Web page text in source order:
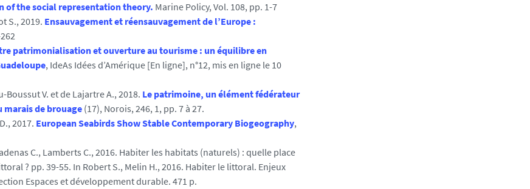
of the social representation theory. Marine Policy, Vol. 108, pp. 1-7
S., 2019. Ensauvagement et réensauvagement de l’Europe :
patrimonialisation et ouverture au tourisme : un équilibre en
, IdeAs Idées d’Amérique [En ligne], n°12, mis en ligne le 10
Boussut V. et de Lajartre A., 2018. Le patrimoine, un élément fédérateur
marais de brouage (17), Norois, 246, 1, pp. 7 à 27.
2017. European Seabirds Show Stable Contemporary Biogeography,
C., Lamberts C., 2016. Habiter les habitats (naturels) : quelle place
? pp. 39-55. In Robert S., Melin H., 2016. Habiter le littoral. Enjeux
Espaces et développement durable. 471 p.